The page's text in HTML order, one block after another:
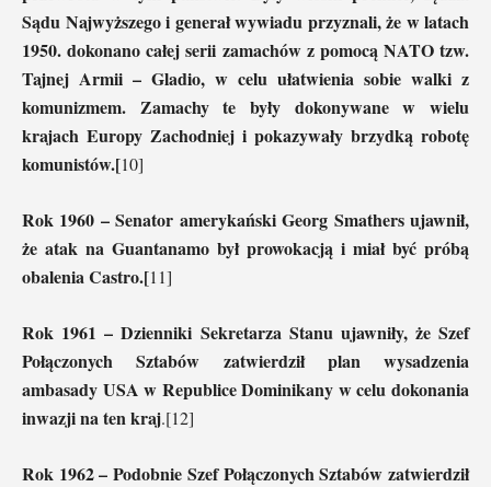
Sądu Najwyższego i generał wywiadu przyznali, że w latach
1950. dokonano całej serii zamachów z pomocą NATO tzw.
Tajnej Armii – Gladio, w celu ułatwienia sobie walki z
komunizmem. Zamachy te były dokonywane w wielu
krajach Europy Zachodniej i pokazywały brzydką robotę
komunistów.[10]
Rok 1960 – Senator amerykański Georg Smathers ujawnił,
że atak na Guantanamo był prowokacją i miał być próbą
obalenia Castro.[11]
Rok 1961 – Dzienniki Sekretarza Stanu ujawniły, że Szef
Połączonych Sztabów zatwierdził plan wysadzenia
ambasady USA w Republice Dominikany w celu dokonania
inwazji na ten kraj.[12]
Rok 1962 – Podobnie Szef Połączonych Sztabów zatwierdził